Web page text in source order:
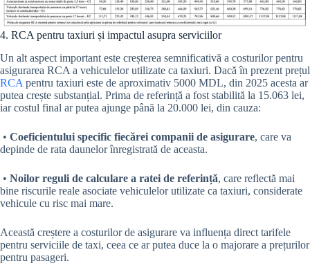
4. RCA pentru taxiuri și impactul asupra serviciilor
Un alt aspect important este creșterea semnificativă a costurilor pentru
asigurarea RCA a vehiculelor utilizate ca taxiuri. Dacă în prezent prețul
RCA pentru taxiuri este de aproximativ 5000 MDL, din 2025 acesta ar
putea crește substanțial. Prima de referință a fost stabilită la 15.063 lei,
iar costul final ar putea ajunge până la 20.000 lei, din cauza:
• Coeficientului specific fiecărei companii de asigurare, care va
depinde de rata daunelor înregistrată de aceasta.
• Noilor reguli de calculare a ratei de referință, care reflectă mai
bine riscurile reale asociate vehiculelor utilizate ca taxiuri, considerate
vehicule cu risc mai mare.
Această creștere a costurilor de asigurare va influența direct tarifele
pentru serviciile de taxi, ceea ce ar putea duce la o majorare a prețurilor
pentru pasageri.